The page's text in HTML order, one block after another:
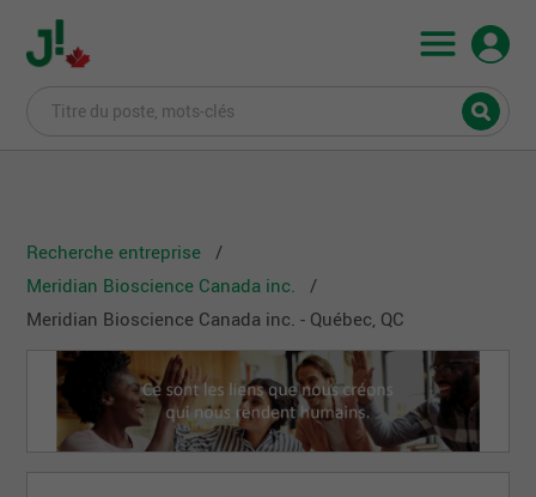
Recherche entreprise
Meridian Bioscience Canada inc.
Meridian Bioscience Canada inc. - Québec, QC